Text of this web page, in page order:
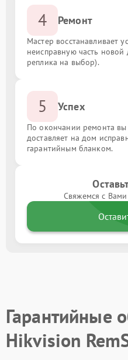
4 Ремонт
Мастер восстанавливает
неисправную часть
реплика на выбор).
5 Успех
По окончании ремонта вы
доставляет на дом
гарантийным бланком.
Свяжемся с
Гарантийные
Hikvision